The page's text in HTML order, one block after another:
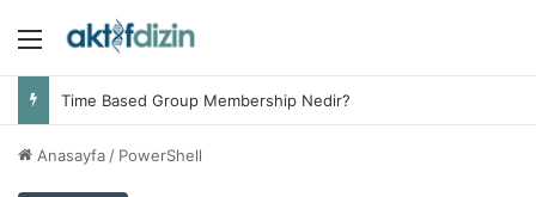
Menü
Time Based Group Membership Nedir?
Anasayfa / PowerShell